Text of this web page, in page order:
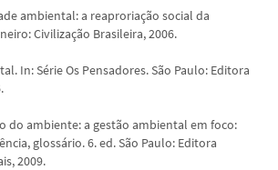
ambiental: a reaproriação social da
Civilização Brasileira, 2006.
In: Série Os Pensadores. São Paulo: Editora
do ambiente: a gestão ambiental em foco:
glossário. 6. ed. São Paulo: Editora
2009.